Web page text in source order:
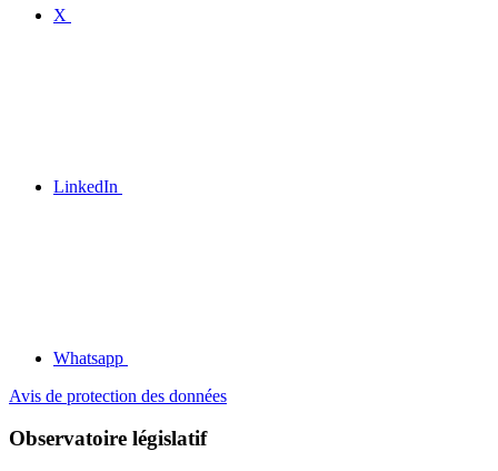
X
LinkedIn
Whatsapp
Avis de protection des données
Observatoire législatif